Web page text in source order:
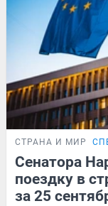
СТРАНА И МИР
Сенатора
поездку в
за 25